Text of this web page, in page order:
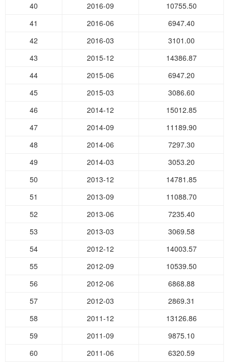
40
2016-09
10755.50
41
2016-06
6947.40
42
2016-03
3101.00
43
2015-12
14386.87
44
2015-06
6947.20
45
2015-03
3086.60
46
2014-12
15012.85
47
2014-09
11189.90
48
2014-06
7297.30
49
2014-03
3053.20
50
2013-12
14781.85
51
2013-09
11088.70
52
2013-06
7235.40
53
2013-03
3069.58
54
2012-12
14003.57
55
2012-09
10539.50
56
2012-06
6868.88
57
2012-03
2869.31
58
2011-12
13126.86
59
2011-09
9875.10
60
2011-06 6320.59